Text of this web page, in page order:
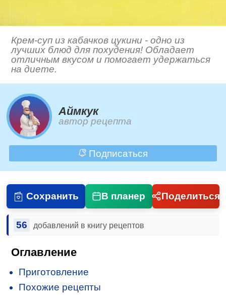
Крем-суп из кабачков цукини - одно из
лучших блюд для похудения! Обладает
отличным вкусом и помогает удержаться
на диете.
Аймкук
автор рецепта
Подписаться
Сохранить В планер Поделиться
56 добавлений в книгу рецептов
Оглавление
Приготовление
Похожие рецепты